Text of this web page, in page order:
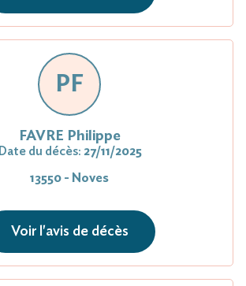
PF
FAVRE Philippe
Date du décès: 27/11/2025
13550 - Noves
Voir l'avis de décès